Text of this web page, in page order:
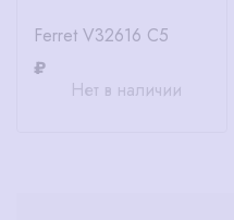
Ferret V32616 C5
₽
Нет в наличии